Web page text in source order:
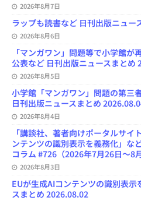
2026年8月7日
ラップも読書など 日刊出版ニュー
2026年8月6日
「マンガワン」問題等で小学館
公表など 日刊出版ニュースまとめ
2026年8月5日
小学館「マンガワン」問題の第三
日刊出版ニュースまとめ
2026年8月4日
「講談社、著者向けポータルサイ
ンテンツの識別表示を義務化」な
コラム #726（2026年7月26日～8
2026年8月3日
EUが生成AIコンテンツの識別表
スまとめ 2026.08.02